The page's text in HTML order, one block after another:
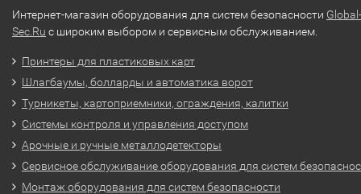
Интернет-магазин оборудования для систем безопасности Global-
Sec.Ru с широким выбором и сервисным обслуживанием.
Принтеры для пластиковых карт
Шлагбаумы, болларды и автоматика ворот
Турникеты, картоприемники, ограждения, калитки
Системы контроля и управления доступом
Арочные и ручные металлодетекторы
Сервисное обслуживание оборудования для систем
Монтаж оборудования для систем безопасности